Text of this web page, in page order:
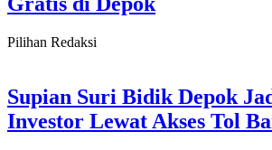
Pilihan Redaksi
Supian Suri Bidik Depok
Investor Lewat Akses Tol